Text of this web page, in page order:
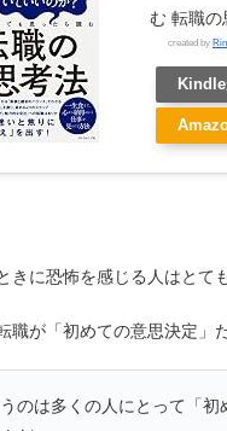
む 転職の
created by
きに恐怖を感じる人はとて
職が「初めての意思決定」
のは多くの人にとって「初